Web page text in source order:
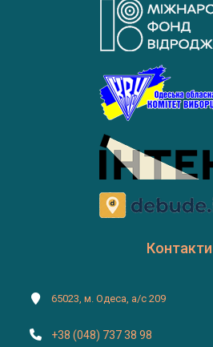
Контакти
65023, м. Одеса, а/с 209
+38 (048) 737 38 98